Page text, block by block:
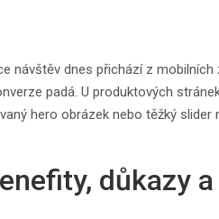
návštěv dnes přichází z mobilních
padá. U produktových
hero obrázek nebo těžký
důkazy